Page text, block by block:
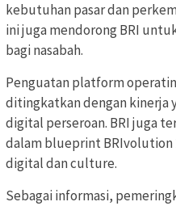
kebutuhan pasar dan
ini juga mendorong BRI
bagi nasabah.
Penguatan platform
ditingkatkan dengan kinerja
digital perseroan. BRI juga
dalam blueprint BRIvolution
digital dan culture.
Sebagai informasi,